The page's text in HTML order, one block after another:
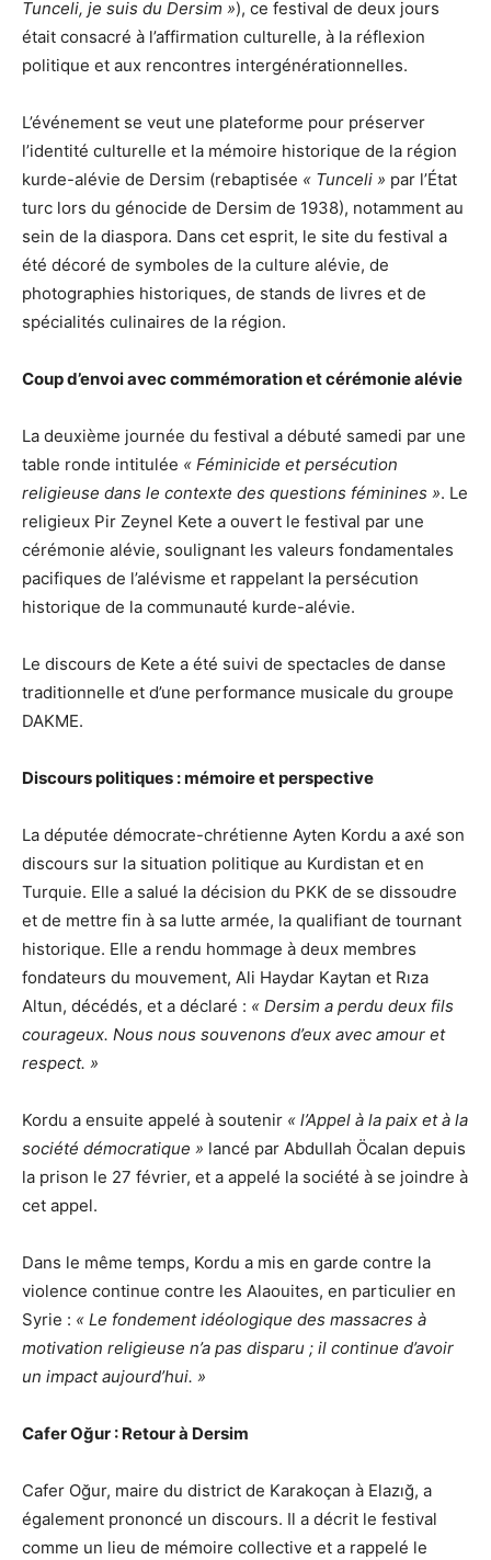
Tunceli, je suis du Dersim »), ce festival de deux jours
était consacré à l’affirmation culturelle, à la réflexion
politique et aux rencontres intergénérationnelles.
L’événement se veut une plateforme pour préserver
l’identité culturelle et la mémoire historique de la région
kurde-alévie de Dersim (rebaptisée « Tunceli » par l’État
turc lors du génocide de Dersim de 1938), notamment au
sein de la diaspora. Dans cet esprit, le site du festival a
été décoré de symboles de la culture alévie, de
photographies historiques, de stands de livres et de
spécialités culinaires de la région.
Coup d’envoi avec commémoration et cérémonie alévie
La deuxième journée du festival a débuté samedi par une
table ronde intitulée « Féminicide et persécution
religieuse dans le contexte des questions féminines ». Le
religieux Pir Zeynel Kete a ouvert le festival par une
cérémonie alévie, soulignant les valeurs fondamentales
pacifiques de l’alévisme et rappelant la persécution
historique de la communauté kurde-alévie.
Le discours de Kete a été suivi de spectacles de danse
traditionnelle et d’une performance musicale du groupe
DAKME.
Discours politiques : mémoire et perspective
La députée démocrate-chrétienne Ayten Kordu a axé son
discours sur la situation politique au Kurdistan et en
Turquie. Elle a salué la décision du PKK de se dissoudre
et de mettre fin à sa lutte armée, la qualifiant de tournant
historique. Elle a rendu hommage à deux membres
fondateurs du mouvement, Ali Haydar Kaytan et Rıza
Altun, décédés, et a déclaré : « Dersim a perdu deux fils
courageux. Nous nous souvenons d’eux avec amour et
respect. »
Kordu a ensuite appelé à soutenir « l’Appel à la paix et à la
société démocratique » lancé par Abdullah Öcalan depuis
la prison le 27 février, et a appelé la société à se joindre à
cet appel.
Dans le même temps, Kordu a mis en garde contre la
violence continue contre les Alaouites, en particulier en
Syrie : « Le fondement idéologique des massacres à
motivation religieuse n’a pas disparu ; il continue d’avoir
un impact aujourd’hui. »
Cafer Oğur : Retour à Dersim
Cafer Oğur, maire du district de Karakoçan à Elazığ, a
également prononcé un discours. Il a décrit le festival
comme un lieu de mémoire collective et a rappelé le